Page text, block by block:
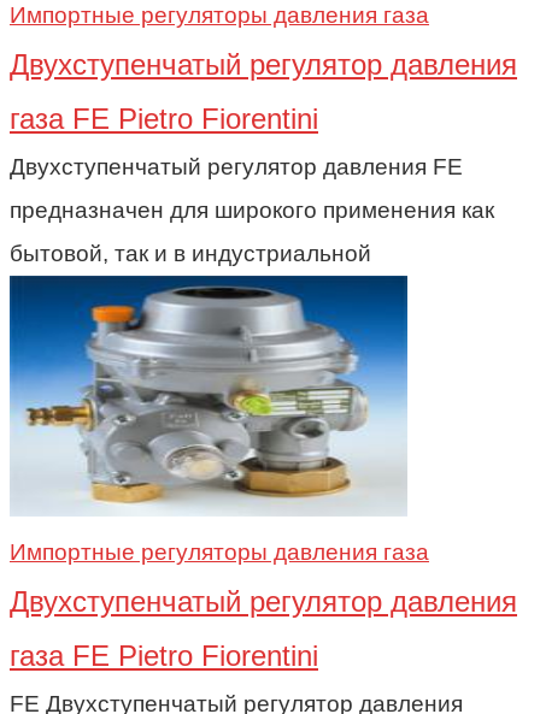
Импортные регуляторы давления газа
Двухступенчатый регулятор давления
газа FE Pietro Fiorentini
Двухступенчатый регулятор давления FE
предназначен для широкого применения как
бытовой, так и в индустриальной
Импортные регуляторы давления газа
Двухступенчатый регулятор давления
газа FE Pietro Fiorentini
FE Двухступенчатый регулятор давления